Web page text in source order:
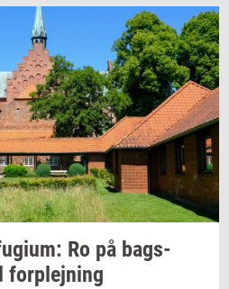
Ro på bags­
for­plej­ning